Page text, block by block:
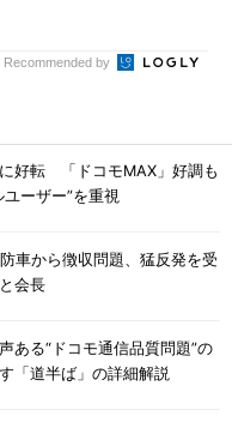
Recommended by
好転 「ドコモMAX」好調も
ーザー”を重視
車から徴収問題、猛反発を受
会長
ある“ドコモ通信品質問題”の
「道半ば」の詳細解説